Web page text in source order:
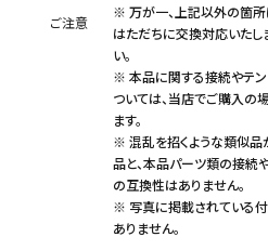
ご注意
※ 万が一、上記以外の箇
はただちに交換対応いたし
い。
※ 本品に関する接続やテ
ついては、当店でご購入の
ます。
※ 混乱を招くような類似品
品と、本品パーツ類の接続
の互換性はありません。
※ 写真に掲載されている
ありません。